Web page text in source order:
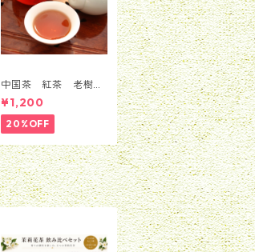
中国茶 紅茶 老樹紅
茶 50g
¥1,200
20%OFF